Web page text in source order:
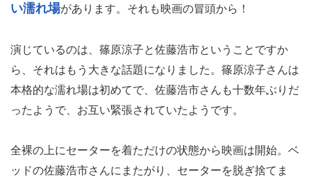
い濡れ場があります。それも映画の冒頭から！
演じているのは、篠原涼子と佐藤浩市ということですか
ら、それはもう大きな話題になりました。篠原涼子さんは
本格的な濡れ場は初めてで、佐藤浩市さんも十数年ぶりだ
ったようで、お互い緊張されていたようです。
全裸の上にセーターを着ただけの状態から映画は開始。ベ
ッドの佐藤浩市さんにまたがり、セーターを脱ぎ捨てま